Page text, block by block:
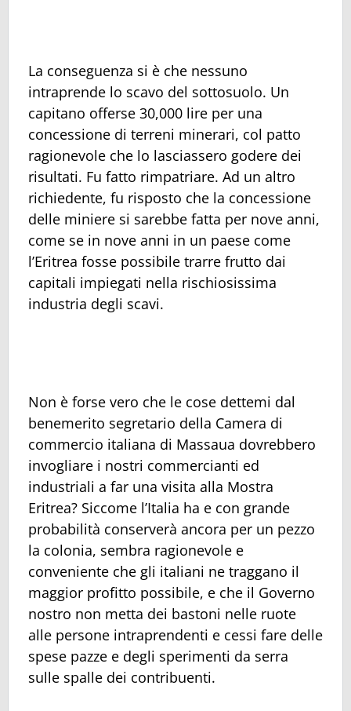
La conseguenza si è che nessuno
intraprende lo scavo del sottosuolo. Un
capitano offerse 30,000 lire per una
concessione di terreni minerari, col patto
ragionevole che lo lasciassero godere dei
risultati. Fu fatto rimpatriare. Ad un altro
richiedente, fu risposto che la concessione
delle miniere si sarebbe fatta per nove anni,
come se in nove anni in un paese come
l’Eritrea fosse possibile trarre frutto dai
capitali impiegati nella rischiosissima
industria degli scavi.
Non è forse vero che le cose dettemi dal
benemerito segretario della Camera di
commercio italiana di Massaua dovrebbero
invogliare i nostri commercianti ed
industriali a far una visita alla Mostra
Eritrea? Siccome l’Italia ha e con grande
probabilità conserverà ancora per un pezzo
la colonia, sembra ragionevole e
conveniente che gli italiani ne traggano il
maggior profitto possibile, e che il Governo
nostro non metta dei bastoni nelle ruote
alle persone intraprendenti e cessi fare delle
spese pazze e degli sperimenti da serra
sulle spalle dei contribuenti.